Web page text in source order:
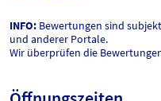
INFO: Bewertungen sind
und anderer Portale.
Wir überprüfen die